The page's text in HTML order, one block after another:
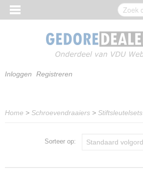
Inloggen Registreren
Home > Schroevendraaiers > Stiftsleutelsets
Sorteer op: